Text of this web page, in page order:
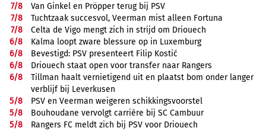
7/8
Van Ginkel en Pröpper terug bij PSV
7/8
Tuchtzaak succesvol, Veerman mist alleen Fortuna
7/8
Celta de Vigo mengt zich in strijd om Driouech
6/8
Kalma loopt zware blessure op in Luxemburg
6/8
Bevestigd: PSV presenteert Filip Kostić
6/8
Driouech staat open voor transfer naar Rangers
6/8
Tillman haalt vernietigend uit en plaatst bom onder langer
verblijf bij Leverkusen
5/8
PSV en Veerman weigeren schikkingsvoorstel
5/8
Bouhoudane vervolgt carrière bij SC Cambuur
5/8
Rangers FC meldt zich bij PSV voor Driouech